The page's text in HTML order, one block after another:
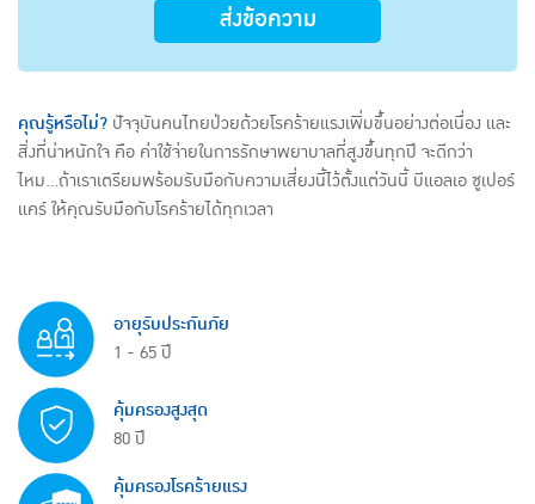
ส่งข้อความ
คุณรู้หรือไม่? ปัจจุบันคนไทยป่วยด้วยโรคร้ายแรงเพิ่มขึ้นอย่างต่อเนื่อง และ
สิ่งที่น่าหนักใจ คือ ค่าใช้จ่ายในการรักษาพยาบาลที่สูงขึ้นทุกปี จะดีกว่า
ไหม...ถ้าเราเตรียมพร้อมรับมือกับความเสี่ยงนี้ไว้ตั้งแต่วันนี้ บีแอลเอ ซูเปอร์
แคร์ ให้คุณรับมือกับโรคร้ายได้ทุกเวลา
อายุรับประกันภัย
1 - 65 ปี
คุ้มครองสูงสุด
80 ปี
คุ้มครองโรคร้ายแรง